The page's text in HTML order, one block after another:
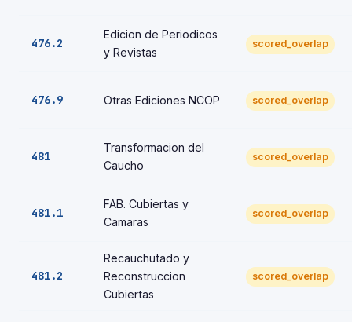
476.2
Edicion de Periodicos
y Revistas
scored_overlap
476.9 Otras Ediciones NCOP scored_overlap
481
Transformacion del
Caucho
scored_overlap
481.1
FAB. Cubiertas y
Camaras
scored_overlap
481.2
Recauchutado y
Reconstruccion
Cubiertas
scored_overlap